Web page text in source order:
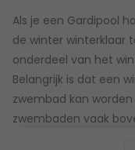
Als je een Gardipool
de winter winterklaar
onderdeel van het
Belangrijk is dat een
zwembad kan
zwembaden vaak